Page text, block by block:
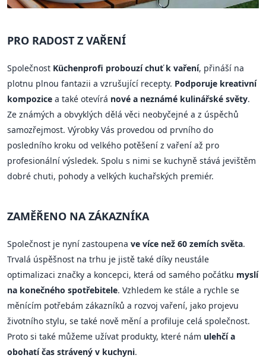
PRO RADOST Z VAŘENÍ
Společnost Küchenprofi probouzí chuť k vaření, přináší na
plotnu plnou fantazii a vzrušující recepty. Podporuje kreativní
kompozice a také otevírá nové a neznámé kulinářské světy.
Ze známých a obvyklých dělá věci neobyčejné a z úspěchů
samozřejmost. Výrobky Vás provedou od prvního do
posledního kroku od velkého potěšení z vaření až pro
profesionální výsledek. Spolu s nimi se kuchyně stává jevištěm
dobré chuti, pohody a velkých kuchařských premiér.
ZAMĚŘENO NA ZÁKAZNÍKA
Společnost je nyní zastoupena ve více než 60 zemích světa.
Trvalá úspěšnost na trhu je jistě také díky neustále
optimalizaci značky a koncepci, která od samého počátku myslí
na konečného spotřebitele. Vzhledem ke stále a rychle se
měnícím potřebám zákazníků a rozvoj vaření, jako projevu
životního stylu, se také nově mění a profiluje celá společnost.
Proto si také můžeme užívat produkty, které nám ulehčí a
obohatí čas strávený v kuchyni.